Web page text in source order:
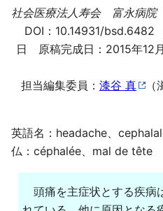
社会医療法人寿会 富永病院
DOI： 10.14931/bsd.6482
日 原稿完成日：2015年12
担当編集委員： 漆谷 真
英語名：headache、
仏：céphalée、mal de tête
頭痛を主症状とする疾病